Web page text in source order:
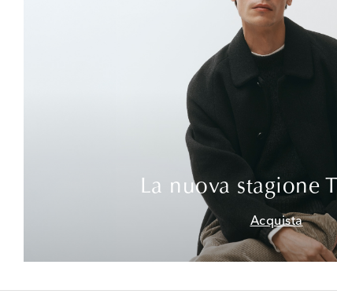
La nuova stagione
Acquista